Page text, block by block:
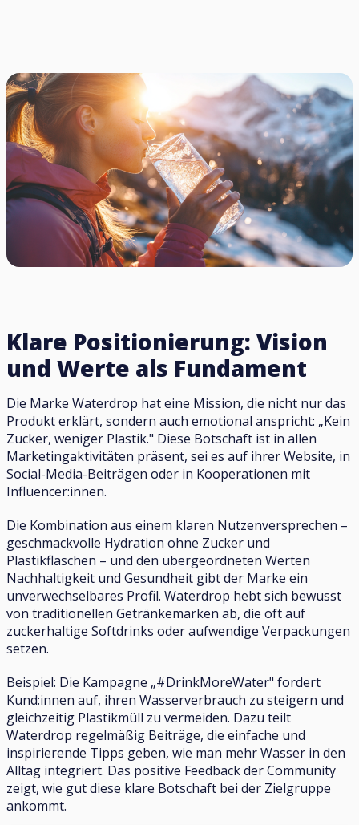
Klare Positionierung: Vision
und Werte als Fundament
Die Marke Waterdrop hat eine Mission, die nicht nur das
Produkt erklärt, sondern auch emotional anspricht: „Kein
Zucker, weniger Plastik." Diese Botschaft ist in allen
Marketingaktivitäten präsent, sei es auf ihrer Website, in
Social-Media-Beiträgen oder in Kooperationen mit
Influencer:innen.
Die Kombination aus einem klaren Nutzenversprechen –
geschmackvolle Hydration ohne Zucker und
Plastikflaschen – und den übergeordneten Werten
Nachhaltigkeit und Gesundheit gibt der Marke ein
unverwechselbares Profil. Waterdrop hebt sich bewusst
von traditionellen Getränkemarken ab, die oft auf
zuckerhaltige Softdrinks oder aufwendige Verpackungen
setzen.
Beispiel: Die Kampagne „#DrinkMoreWater" fordert
Kund:innen auf, ihren Wasserverbrauch zu steigern und
gleichzeitig Plastikmüll zu vermeiden. Dazu teilt
Waterdrop regelmäßig Beiträge, die einfache und
inspirierende Tipps geben, wie man mehr Wasser in den
Alltag integriert. Das positive Feedback der Community
zeigt, wie gut diese klare Botschaft bei der Zielgruppe
ankommt.